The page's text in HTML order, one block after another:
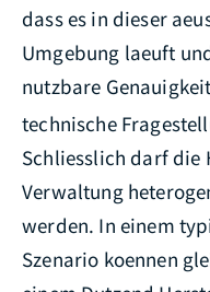
dass es in dieser
Umgebung laeuft
nutzbare
technische
Schliesslich darf die
Verwaltung
werden. In einem
Szenario koennen